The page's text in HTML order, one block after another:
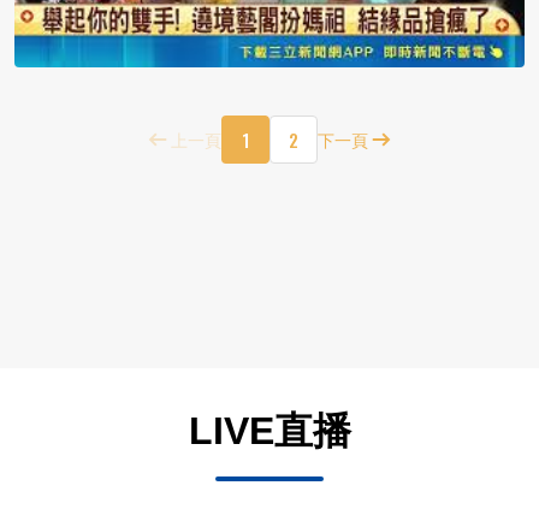
上一頁 1 2 下一頁
LIVE直播